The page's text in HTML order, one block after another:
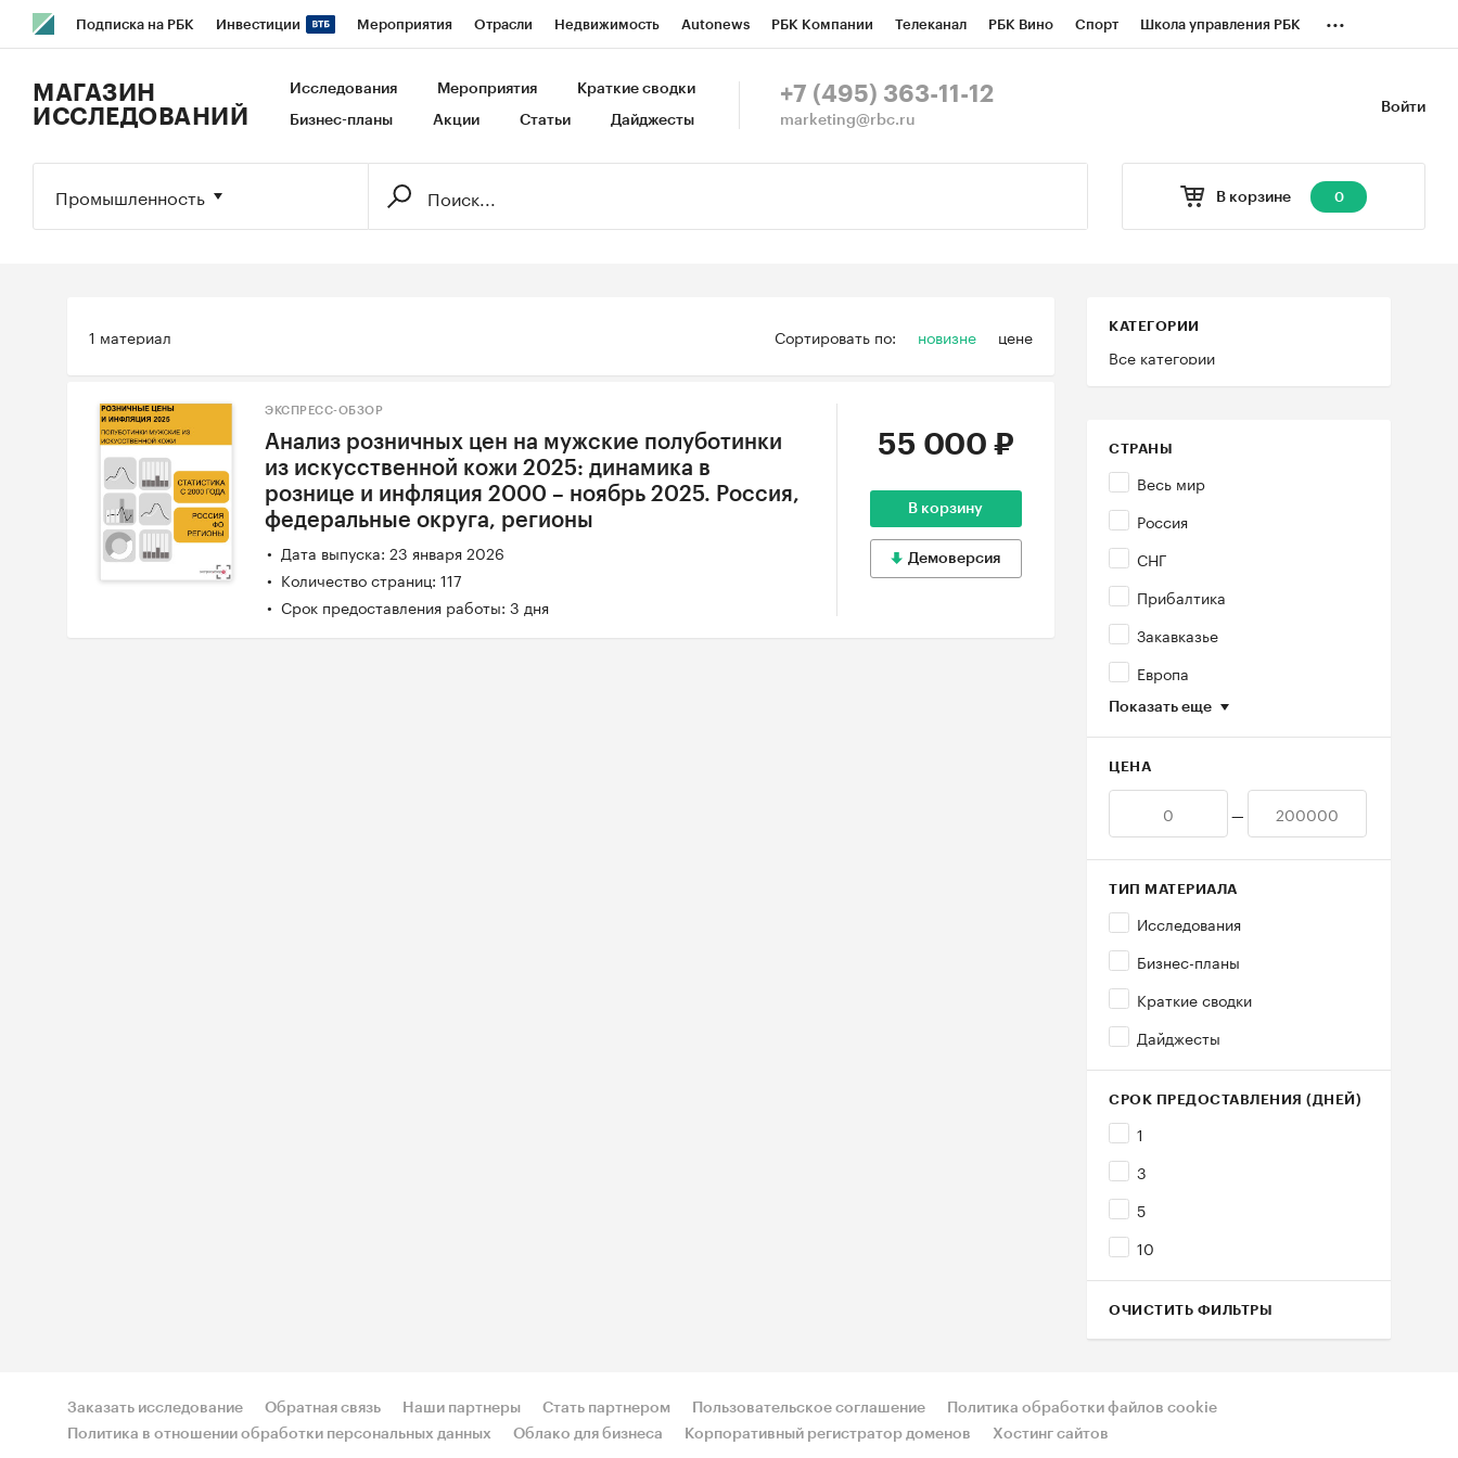
Подписка на РБК Инвестиции Мероприятия Отрасли Недвижимость Autonews РБК Компании Телеканал РБК Вино Спорт Школа управления РБК
Исследования Кредитные рейтинги Франшизы Газета Спецпроекты СПб Конференции СПб Спецпроекты
...
Войти
МАГАЗИН
ИССЛЕДОВАНИЙ
Исследования Мероприятия Краткие сводки
Бизнес-планы Акции Статьи Дайджесты
+7 (495) 363-11-12
marketing@rbc.ru
В корзине 0
Промышленность
Сортировать по: новизне цене
1 материал КАТЕГОРИИ
Все категории
СТРАНЫ
Весь мир
Россия
СНГ
Прибалтика
Закавказье
Европа
Показать еще
ЦЕНА
—
ТИП МАТЕРИАЛА
Исследования
Бизнес-планы
Краткие сводки
Дайджесты
СРОК ПРЕДОСТАВЛЕНИЯ (ДНЕЙ)
1
3
5
10
ОЧИСТИТЬ ФИЛЬТРЫ
ЭКСПРЕСС-ОБЗОР
Анализ розничных цен на мужские полуботинки
из искусственной кожи 2025: динамика в
рознице и инфляция 2000 – ноябрь 2025. Россия,
федеральные округа, регионы
Дата выпуска: 23 января 2026
Количество страниц: 117
Срок предоставления работы: 3 дня
55 000 ₽
В корзину
Демоверсия
Заказать исследование Обратная связь Наши партнеры Стать партнером Пользовательское соглашение
Политика обработки файлов cookie
Политика в отношении обработки персональных данных
Облако для бизнеса Корпоративный регистратор доменов Хостинг сайтов